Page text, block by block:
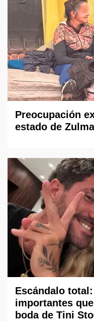
Preocupación
estado de
Escándalo
importantes
boda de Tini